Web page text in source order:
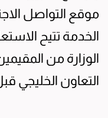
موقع التواصل
الخدمة تتيح
الوزارة من
التعاون الخليجي